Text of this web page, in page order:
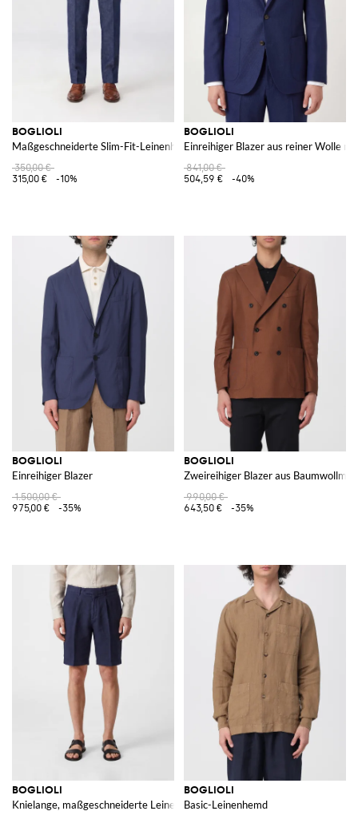
BOGLIOLI
Maßgeschneiderte Slim-Fit-Leinenhose mit dezentralem Verschluss
350,00 €
315,00 €
-10%
BOGLIOLI
Einreihiger Blazer aus reiner Wolle
841,00 €
504,59 €
-40%
BOGLIOLI
Einreihiger Blazer
1.500,00 €
975,00 €
-35%
BOGLIOLI
Zweireihiger Blazer aus
990,00 €
643,50 €
-35%
BOGLIOLI
Knielange, maßgeschneiderte Leinen-Shorts mit Eingrifftaschen
BOGLIOLI
Basic-Leinenhemd